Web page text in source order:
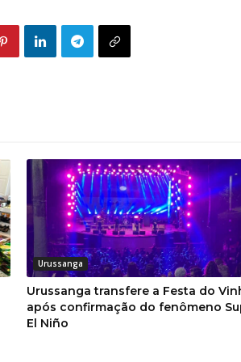
Urussanga
Urussanga transfere a Festa do
após confirmação do fenômeno
El Niño